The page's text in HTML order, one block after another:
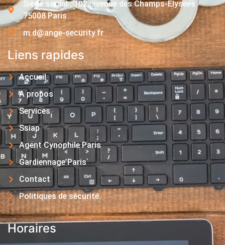
Siège social : 102, avenue des Champs-Elysées
75008 Paris
m.d@ange-security.fr
Liens rapides
Accueil
A propos
Services
Ssiap
Agent Cynophile Paris
Gardiennage Paris
Contact
Politiques de sécurité
Horaires